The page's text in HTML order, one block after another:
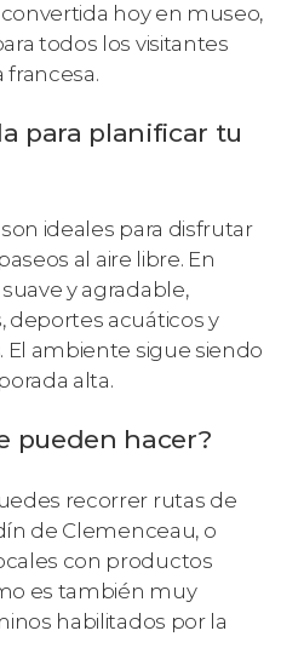
convertida hoy en museo,
todos los visitantes
francesa.
para planificar tu
ideales para disfrutar
al aire libre. En
y agradable,
deportes acuáticos y
El ambiente sigue siendo
alta.
pueden hacer?
recorrer rutas de
de Clemenceau, o
con productos
es también muy
habilitados por la